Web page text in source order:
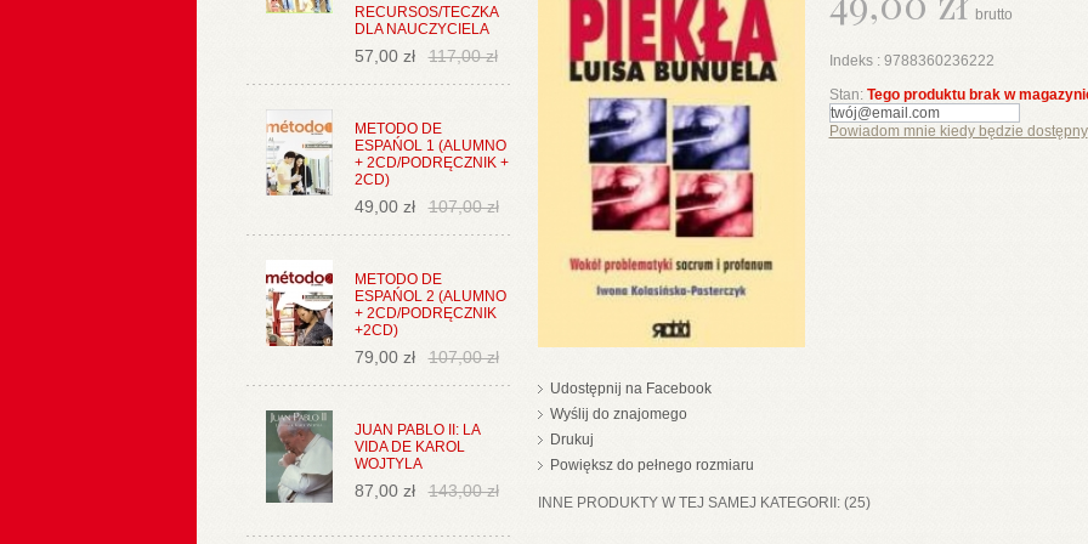
RECURSOS/TECZKA
DLA NAUCZYCIELA
57,00 zł 117,00 zł
METODO DE
ESPAŃOL 1 (ALUMNO
+ 2CD/PODRĘCZNIK +
2CD)
49,00 zł 107,00 zł
METODO DE
ESPAŃOL 2 (ALUMNO
+ 2CD/PODRĘCZNIK
+2CD)
79,00 zł 107,00 zł
JUAN PABLO II: LA
VIDA DE KAROL
WOJTYLA
87,00 zł 143,00 zł
Udostępnij na Facebook
Wyślij do znajomego
Drukuj
Powiększ do pełnego rozmiaru
brutto
Indeks : 9788360236222
Stan: Tego produktu brak w
Powiadom mnie kiedy będzie dostępny
INNE PRODUKTY W TEJ SAMEJ KATEGORII: (25)